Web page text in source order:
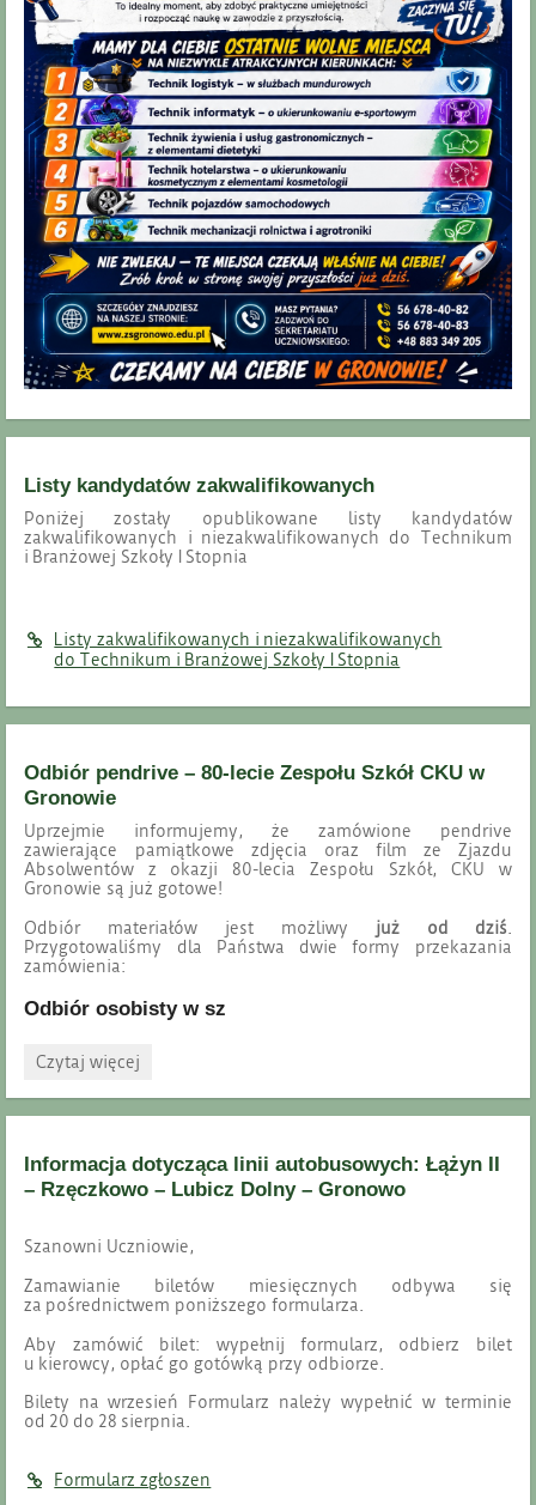
Listy kandydatów zakwalifikowanych
Poniżej zostały opublikowane listy kandydatów
zakwalifikowanych i niezakwalifikowanych do Technikum
i Branżowej Szkoły I Stopnia
Listy zakwalifikowanych i niezakwalifikowanych
do Technikum i Branżowej Szkoły I Stopnia
Odbiór pendrive – 80-lecie Zespołu Szkół CKU w
Gronowie
Uprzejmie informujemy, że zamówione pendrive
zawierające pamiątkowe zdjęcia oraz film ze Zjazdu
Absolwentów z okazji 80-lecia Zespołu Szkół, CKU w
Gronowie są już gotowe!
Odbiór materiałów jest możliwy już od dziś.
Przygotowaliśmy dla Państwa dwie formy przekazania
zamówienia:
Odbiór osobisty w sz
Odbiór
–
80-
Zespołu
Szkół
Gronowie:
Czytaj więcej
Informacja dotycząca linii autobusowych: Łążyn II
– Rzęczkowo – Lubicz Dolny – Gronowo
Szanowni Uczniowie,
Zamawianie biletów miesięcznych odbywa się
za pośrednictwem poniższego formularza.
Aby zamówić bilet: wypełnij formularz, odbierz bilet
u kierowcy, opłać go gotówką przy odbiorze.
Bilety na wrzesień Formularz należy wypełnić w terminie
od 20 do 28 sierpnia.
Formularz zgłoszen